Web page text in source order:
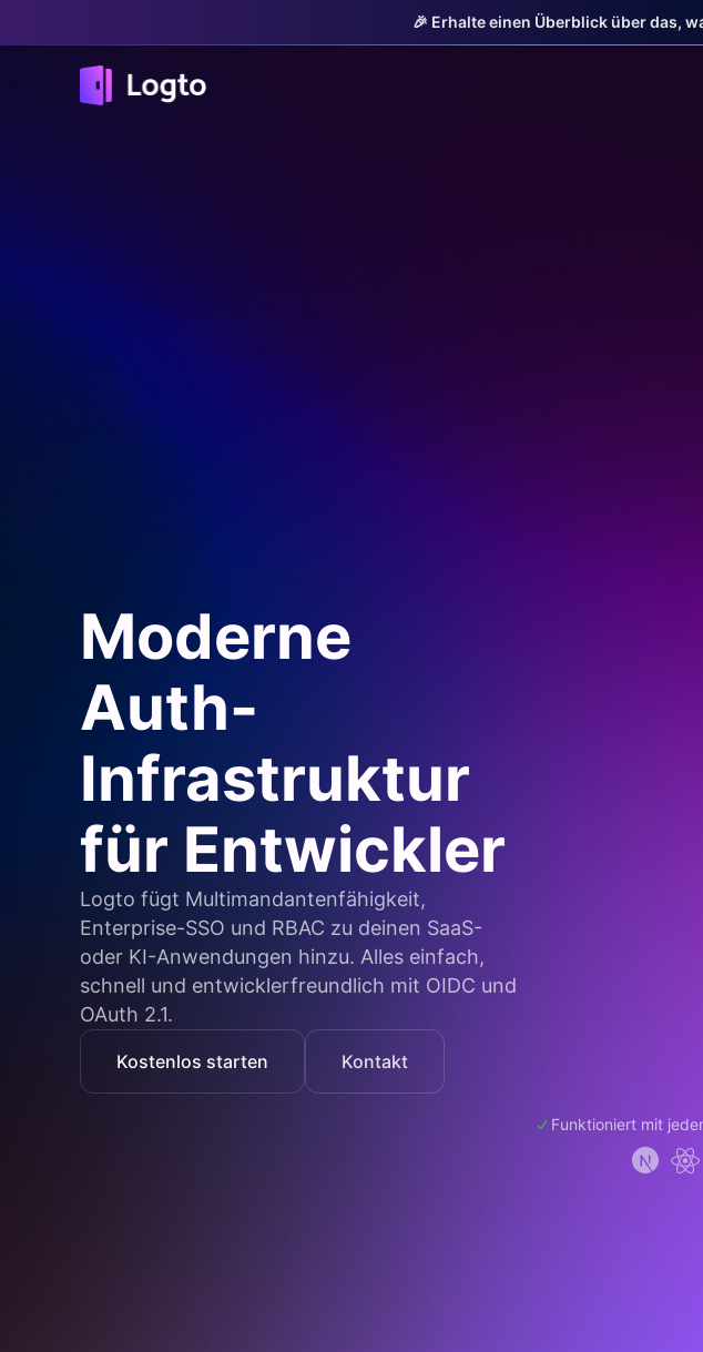
🎉 Erhalte einen Überblick über das,
Moderne
Auth-
Infrastruktur
für Entwickler
Logto fügt Multimandantenfähigkeit,
Enterprise-SSO und RBAC zu deinen SaaS-
oder KI-Anwendungen hinzu. Alles einfach,
schnell und entwicklerfreundlich mit OIDC und
OAuth 2.1.
Kostenlos starten Kontakt
Funktioniert mit